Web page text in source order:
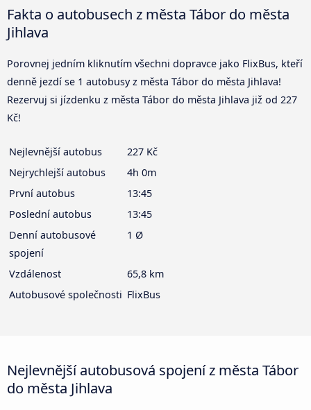
Fakta o autobusech z města Tábor do města
Jihlava
Porovnej jedním kliknutím všechni dopravce jako FlixBus, kteří
denně jezdí se 1 autobusy z města Tábor do města Jihlava!
Rezervuj si jízdenku z města Tábor do města Jihlava již od 227
Kč!
Nejlevnější autobus
227 Kč
Nejrychlejší autobus
4h 0m
První autobus
13:45
Poslední autobus
13:45
Denní autobusové
spojení
1 Ø
Vzdálenost
65,8 km
Autobusové společnosti FlixBus
Nejlevnější autobusová spojení z města Tábor
do města Jihlava